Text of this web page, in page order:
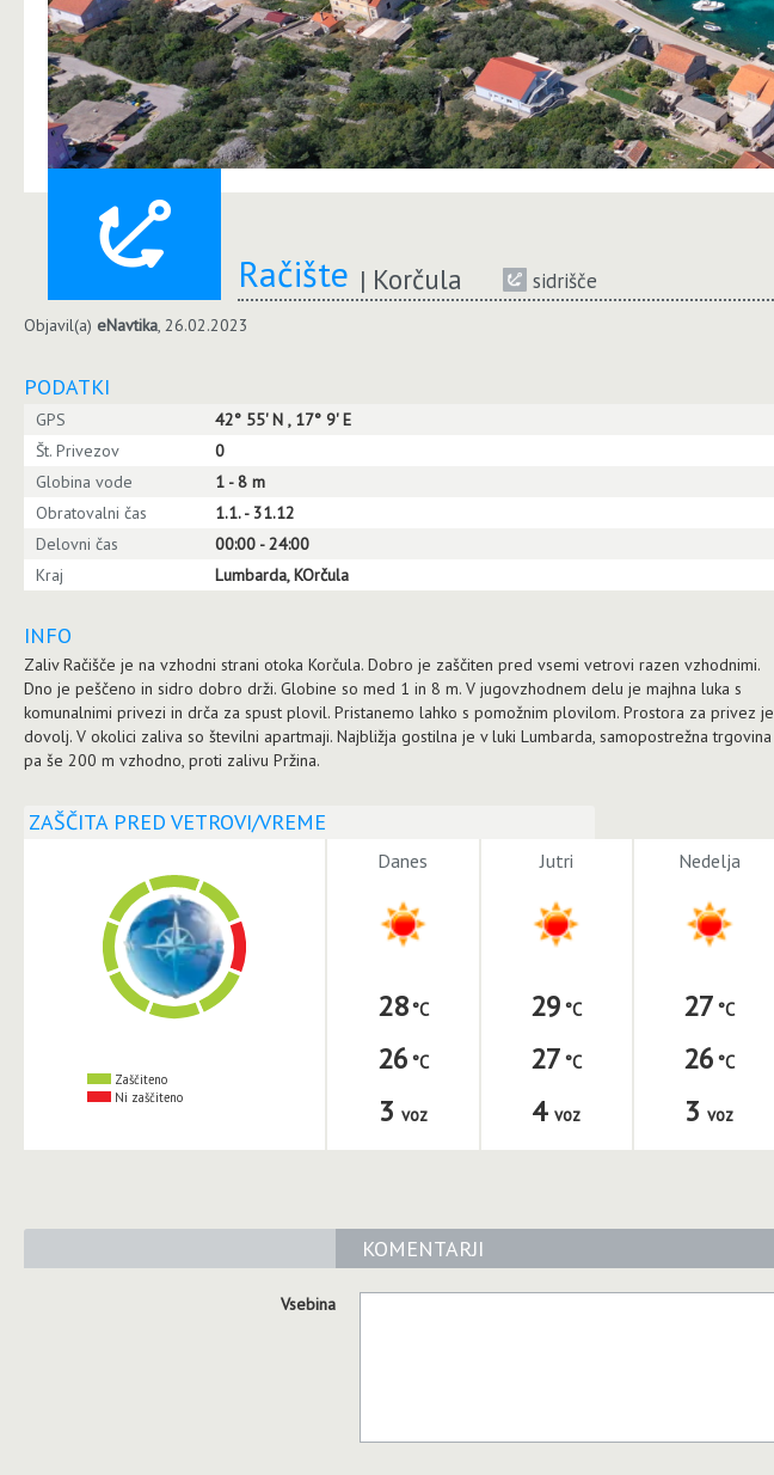
Račište Korčula sidrišče
Objavil(a) eNavtika, 26.02.2023
PODATKI
GPS
42° 55' N , 17° 9' E
Št. Privezov
0
Globina vode
1 - 8 m
Obratovalni čas
1.1. - 31.12
Delovni čas
00:00 - 24:00
Kraj
Lumbarda, KOrčula
INFO
Zaliv Račišče je na vzhodni strani otoka Korčula. Dobro je zaščiten pred vsemi vetrovi razen vzhodnimi.
Dno je peščeno in sidro dobro drži. Globine so med 1 in 8 m. V jugovzhodnem delu je majhna luka s
komunalnimi privezi in drča za spust plovil. Pristanemo lahko s pomožnim plovilom. Prostora za privez je
dovolj. V okolici zaliva so številni apartmaji. Najbližja gostilna je v luki Lumbarda, samopostrežna trgovina
pa še 200 m vzhodno, proti zalivu Pržina.
ZAŠČITA PRED VETROVI/VREME
Zaščiteno
Ni zaščiteno
Danes
28
26
3 voz
Jutri
29
27
4 voz
Nedelja
27
26
3 voz
KOMENTARJI
Vsebina